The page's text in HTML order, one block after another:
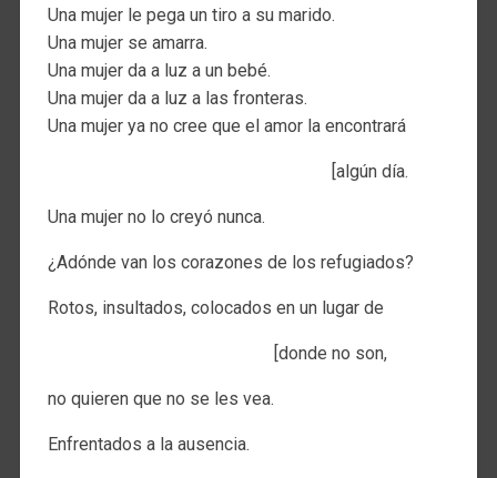
Una mujer le pega un tiro a su marido.
Una mujer se amarra.
Una mujer da a luz a un bebé.
Una mujer da a luz a las fronteras.
Una mujer ya no cree que el amor la encontrará
[algún día.
Una mujer no lo creyó nunca.
¿Adónde van los corazones de los refugiados?
Rotos, insultados, colocados en un lugar de
[donde no son,
no quieren que no se les vea.
Enfrentados a la ausencia.